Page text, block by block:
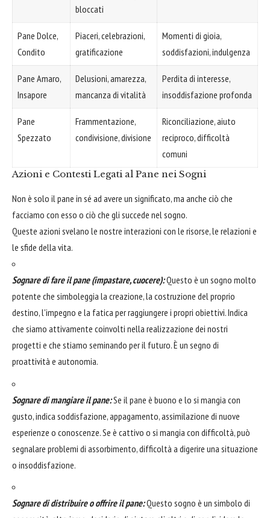
bloccati
Pane Dolce,
Condito
Piaceri, celebrazioni,
gratificazione
Momenti di gioia,
soddisfazioni, indulgenza
Pane Amaro,
Insapore
Delusioni, amarezza,
mancanza di vitalità
Perdita di interesse,
insoddisfazione profonda
Pane
Spezzato
Frammentazione,
condivisione, divisione
Riconciliazione, aiuto
reciproco, difficoltà
comuni
Azioni e Contesti Legati al Pane nei Sogni
Non è solo il pane in sé ad avere un significato, ma anche ciò che
facciamo con esso o ciò che gli succede nel sogno.
Queste azioni svelano le nostre interazioni con le risorse, le relazioni e
le sfide della vita.
Sognare di fare il pane (impastare, cuocere):Questo è un sogno molto
potente che simboleggia la creazione, la costruzione del proprio
destino, l'impegno e la fatica per raggiungere i propri obiettivi. Indica
che siamo attivamente coinvolti nella realizzazione dei nostri
progetti e che stiamo seminando per il futuro. È un segno di
proattività e autonomia.
Sognare di mangiare il pane:Se il pane è buono e lo si mangia con
gusto, indica soddisfazione, appagamento, assimilazione di nuove
esperienze o conoscenze. Se è cattivo o si mangia con difficoltà, può
segnalare problemi di assorbimento, difficoltà a digerire una situazione
o insoddisfazione.
Sognare di distribuire o offrire il pane:Questo sogno è un simbolo di